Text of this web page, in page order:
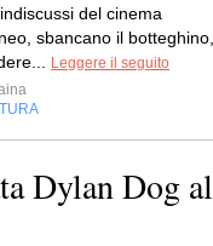
del cinema
sbancano il botteghino,
Leggere il seguito
Dylan Dog al